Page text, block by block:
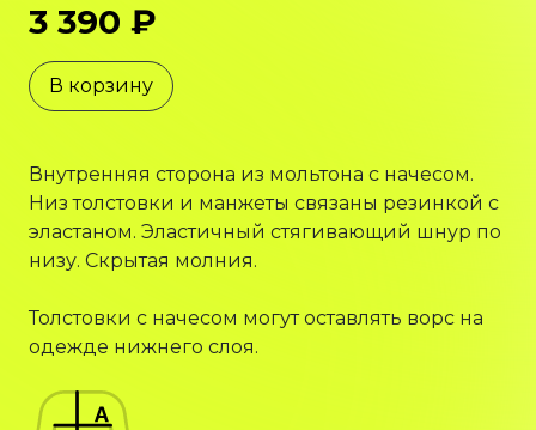
3 390 ₽
В корзину
Внутренняя сторона из мольтона с начесом.
Низ толстовки и манжеты связаны резинкой с
эластаном. Эластичный стягивающий шнур по
низу. Скрытая молния.
Толстовки с начесом могут оставлять ворс на
одежде нижнего слоя.